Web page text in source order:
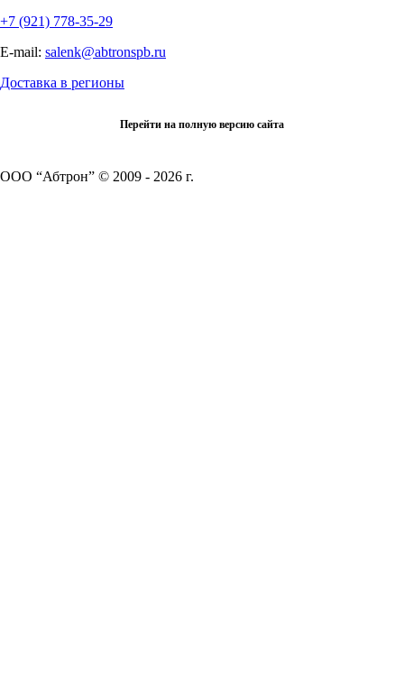
+7 (921) 778-35-29
E-mail: salenk@abtronspb.ru
Доставка в регионы
Перейти на полную версию сайта
ООО “Абтрон” © 2009 - 2026 г.